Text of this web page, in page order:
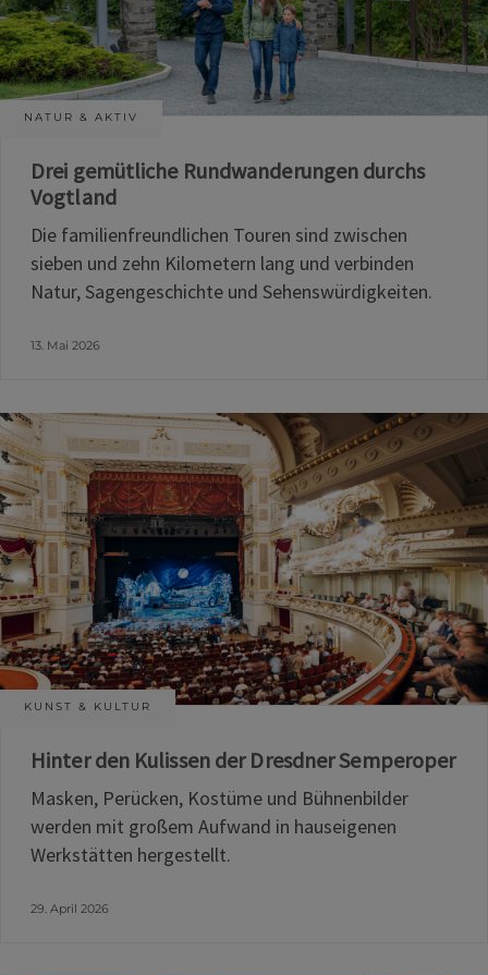
NATUR & AKTIV
Drei gemütliche Rundwanderungen durchs
Vogtland
Die familienfreundlichen Touren sind zwischen
sieben und zehn Kilometern lang und verbinden
Natur, Sagengeschichte und Sehenswürdigkeiten.
13. Mai 2026
KUNST & KULTUR
Hinter den Kulissen der Dresdner Semperoper
Masken, Perücken, Kostüme und Bühnenbilder
werden mit großem Aufwand in hauseigenen
Werkstätten hergestellt.
29. April 2026